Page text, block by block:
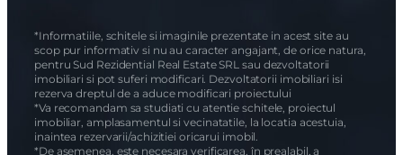
*Informatiile, schitele si imaginile prezentate in acest site au
scop pur informativ si nu au caracter angajant, de orice natura,
pentru Sud Rezidential Real Estate SRL sau dezvoltatorii
imobiliari si pot suferi modificari. Dezvoltatorii imobiliari isi
rezerva dreptul de a aduce modificari proiectului
*Va recomandam sa studiati cu atentie schitele, proiectul
imobiliar, amplasamentul si vecinatatile, la locatia acestuia,
inaintea rezervarii/achizitiei oricarui imobil.
*De asemenea, este necesara verificarea, în prealabil, a